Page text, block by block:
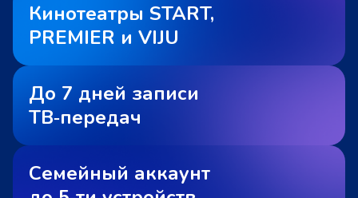
Кинотеатры START,
PREMIER и VIJU
До 7 дней записи
ТВ‑передач
Семейный аккаунт